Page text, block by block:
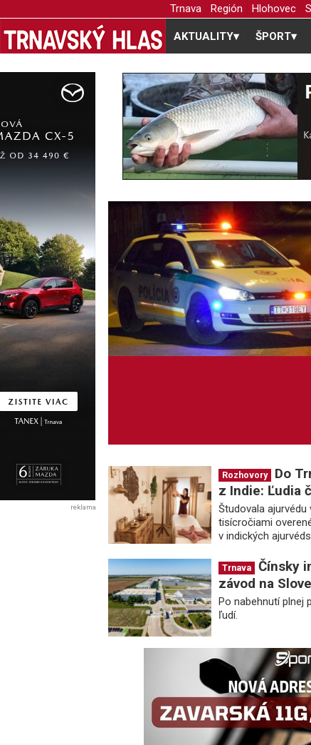
Trnava Región Hlohovec
AKTUALITY▾ ŠPORT▾
Rozhovory
Do
z Indie: Ľudia
Študovala ajurvédu
tisícročiami
v indických
Trnava
Čínsky
závod na
Po nabehnutí plnej
ľudí.
reklama